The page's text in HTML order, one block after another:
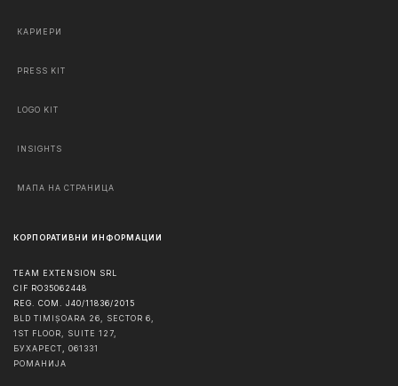
КАРИЕРИ
PRESS KIT
LOGO KIT
INSIGHTS
МАПА НА СТРАНИЦА
КОРПОРАТИВНИ ИНФОРМАЦИИ
TEAM EXTENSION SRL
CIF RO35062448
REG. COM. J40/11836/2015
BLD TIMIȘOARA 26, SECTOR 6,
1ST FLOOR, SUITE 127,
БУХАРЕСТ
061331
РОМАНИЈА